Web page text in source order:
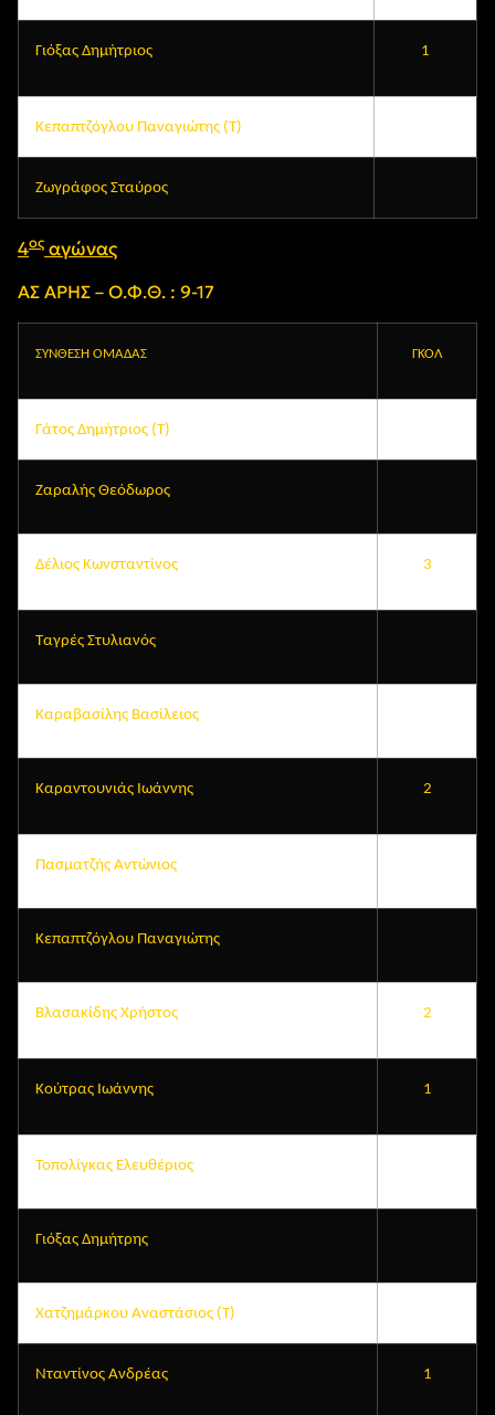
Γιόξας Δημήτριος 1
Κεπαπτζόγλου Παναγιώτης (Τ)
Ζωγράφος Σταύρος
4ος αγώνας
ΑΣ ΑΡΗΣ – Ο.Φ.Θ. : 9-17
ΣΥΝΘΕΣΗ ΟΜΑΔΑΣ ΓΚΟΛ
Γάτος Δημήτριος (Τ)
Ζαραλής Θεόδωρος
Δέλιος Κωνσταντίνος 3
Ταγρές Στυλιανός
Καραβασίλης Βασίλειος
Καραντουνιάς Ιωάννης 2
Πασματζής Αντώνιος
Κεπαπτζόγλου Παναγιώτης
Βλασακίδης Χρήστος 2
Κούτρας Ιωάννης 1
Τοπολίγκας Ελευθέριος
Γιόξας Δημήτρης
Χατζημάρκου Αναστάσιος (Τ)
Νταντίνος Ανδρέας 1